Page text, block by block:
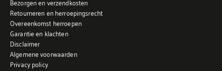
Retourneren en herroepingsrecht
Overeenkomst herroepen
Garantie en klachten
Disclaimer
Algemene voorwaarden
Privacy policy